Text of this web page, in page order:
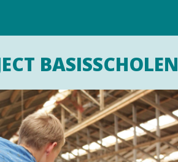
BASISSCHOLEN